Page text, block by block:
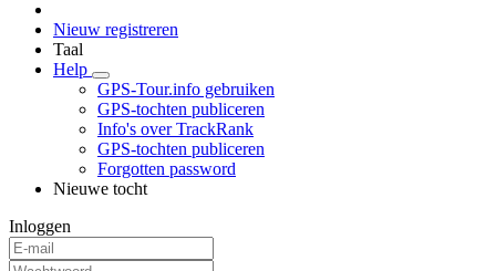
Nieuw registreren
Taal
Help
GPS-Tour.info gebruiken
GPS-tochten publiceren
Info's over TrackRank
GPS-tochten publiceren
Forgotten password
Nieuwe tocht
Inloggen